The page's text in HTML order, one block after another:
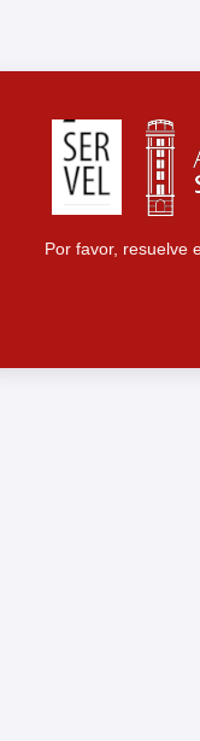
Por favor, resuelve